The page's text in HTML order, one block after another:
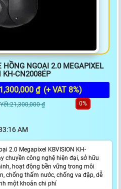
HỒNG NGOẠI 2.0 MEGAPIXEL
KH-CN2008EP
₫ (+ VAT 8%)
₫ 0%
AM
2.0 Megapixel KBVISION KH-
chuyền công nghệ hiện đại, sở hữu
hoạt động bền vững trong môi
chống thấm nước, chống va đập, dễ
một khoản chi phí